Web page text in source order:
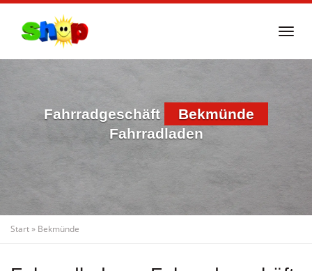
Fahrradgeschäft
Bekmünde
Fahrradladen
Start» Bekmünde